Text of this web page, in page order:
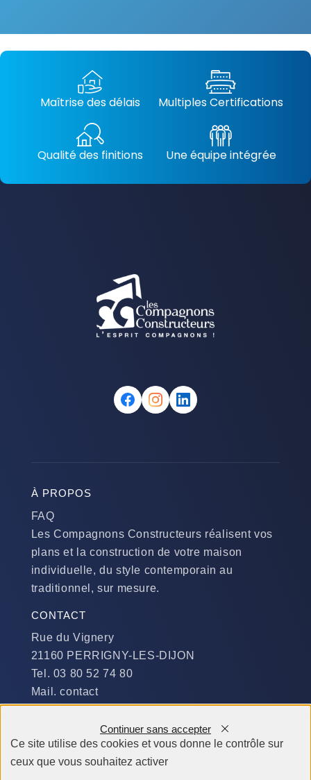
Maîtrise des délais Multiples Certifications
Qualité des finitions Une équipe intégrée
À PROPOS
FAQ
Les Compagnons Constructeurs réalisent vos
plans et la construction de votre maison
individuelle, du style contemporain au
traditionnel, sur mesure.
CONTACT
Rue du Vignery
21160 PERRIGNY-LES-DIJON
Tel. 03 80 52 74 80
Mail. contact
Du Lundi au Jeudi :
​de 9 h à 12 h et de 14 h à 19 h
Ce site utilise des cookies et vous donne le contrôle sur
ceux que vous souhaitez activer
Continuer sans accepter